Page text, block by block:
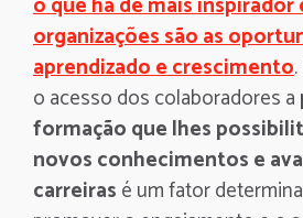
organizações são as
aprendizado e crescimento
o acesso dos colaboradores a
formação que lhes
novos conhecimentos e
carreirasé um fator